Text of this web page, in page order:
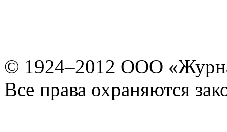
© 1924–2012 ООО
Все права охраняются